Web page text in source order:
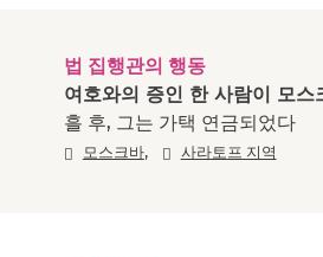
법 집행관의 행동
여호와의 증인 한 사람이 모
흘 후, 그는 가택 연금되었다
모스크바, 사라토프 지역